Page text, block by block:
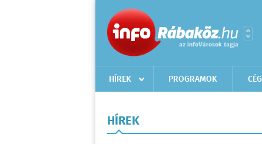
HÍREK PROGRAMOK
HÍREK